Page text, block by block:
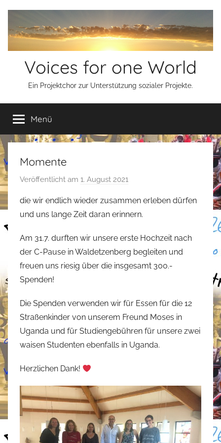
springen
Voices for one World
Ein Projektchor zur Unterstützung sozialer Projekte.
Menü
Momente
Veröffentlicht am 1. August 2021
n
s
e
f
a
die wir endlich wieder zusammen erleben dürfen
und uns lange Zeit daran erinnern.
Am 31.7. durften wir unsere erste Hochzeit nach
der C-Pause in Waldetzenberg begleiten und
freuen uns riesig über die insgesamt 300.-
Spenden!
Die Spenden verwenden wir für Essen für die 12
Straßenkinder von unserem Freund Moses in
Uganda und für Studiengebühren für unsere zwei
waisen Studenten ebenfalls in Uganda.
Herzlichen Dank!